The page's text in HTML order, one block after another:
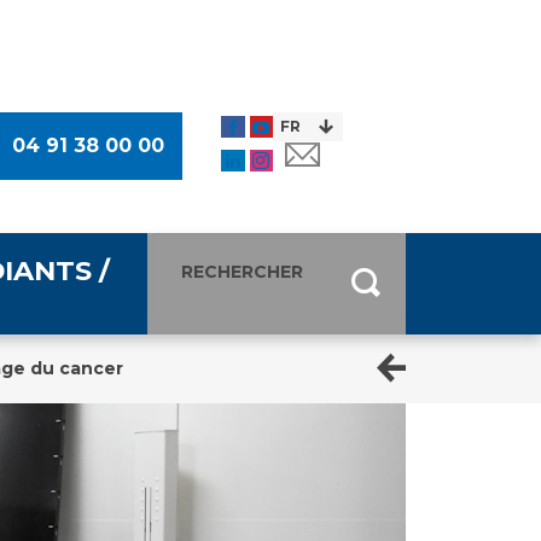
04 91 38 00 00
Des Usagers (CDU)
des Usagers
/
presse
du cancer